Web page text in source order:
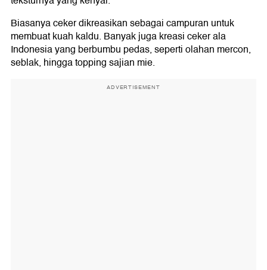
Biasanya ceker dikreasikan sebagai campuran untuk
membuat kuah kaldu. Banyak juga kreasi ceker ala
Indonesia yang berbumbu pedas, seperti olahan mercon,
seblak, hingga topping sajian mie.
ADVERTISEMENT